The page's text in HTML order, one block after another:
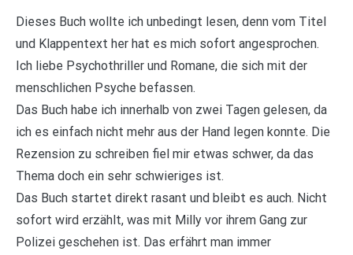
Dieses Buch wollte ich unbedingt lesen, denn vom Titel
und Klappentext her hat es mich sofort angesprochen.
Ich liebe Psychothriller und Romane, die sich mit der
menschlichen Psyche befassen.
Das Buch habe ich innerhalb von zwei Tagen gelesen, da
ich es einfach nicht mehr aus der Hand legen konnte. Die
Rezension zu schreiben fiel mir etwas schwer, da das
Thema doch ein sehr schwieriges ist.
Das Buch startet direkt rasant und bleibt es auch. Nicht
sofort wird erzählt, was mit Milly vor ihrem Gang zur
Polizei geschehen ist. Das erfährt man immer